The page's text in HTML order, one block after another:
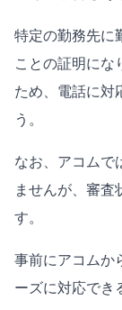
特定の勤務先に
ことの証明にな
ため、電話に対
う。
なお、アコムで
ませんが、審査
す。
事前にアコムか
ーズに対応でき